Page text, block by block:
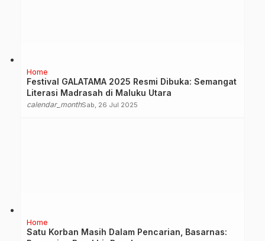
Home
Festival GALATAMA 2025 Resmi Dibuka: Semangat
Literasi Madrasah di Maluku Utara
calendar_monthSab, 26 Jul 2025
Home
Satu Korban Masih Dalam Pencarian, Basarnas: